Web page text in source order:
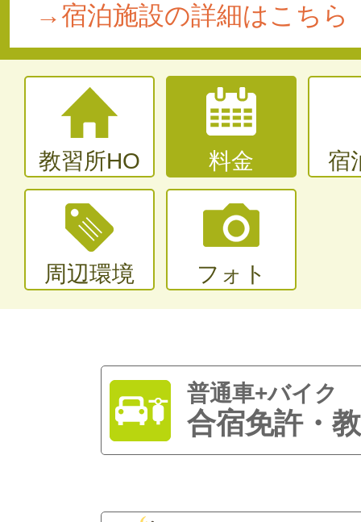
→宿泊施設の詳細はこちら
教習所HO 料金 宿
周辺環境 フォト
普通車+バイク
合宿免許・